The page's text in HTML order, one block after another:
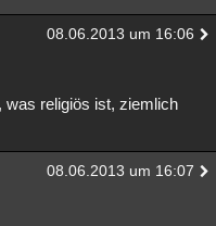
08.06.2013 um 16:06
was religiös ist, ziemlich
08.06.2013 um 16:07